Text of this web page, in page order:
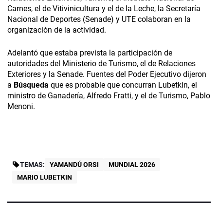
Carnes, el de Vitivinicultura y el de la Leche, la Secretaría
Nacional de Deportes (Senade) y UTE colaboran en la
organización de la actividad.
Adelantó que estaba prevista la participación de
autoridades del Ministerio de Turismo, el de Relaciones
Exteriores y la Senade. Fuentes del Poder Ejecutivo dijeron
a Búsqueda que es probable que concurran Lubetkin, el
ministro de Ganadería, Alfredo Fratti, y el de Turismo, Pablo
Menoni.
TEMAS: YAMANDÚ ORSI
MUNDIAL 2026
MARIO LUBETKIN